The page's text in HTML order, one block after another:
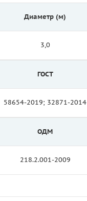
Диаметр (м)
3,0
ГОСТ
58654-2019; 32871-2014
ОДМ
218.2.001-2009